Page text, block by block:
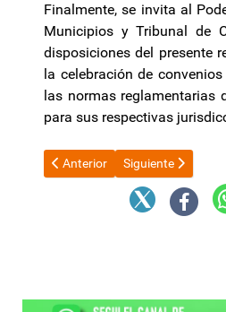
Finalmente, se invita al
Municipios y Tribunal de
disposiciones del presente
la celebración de
las normas reglamentarias
para sus respectivas
Artículo anterior: Catamarca
Anterior Artículo siguiente:
Siguiente